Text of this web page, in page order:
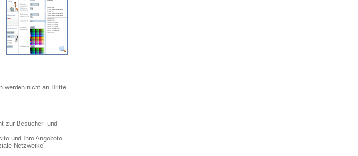
werden nicht an Dritte
zur Besucher- und
und Ihre Angebote
Netzwerke"